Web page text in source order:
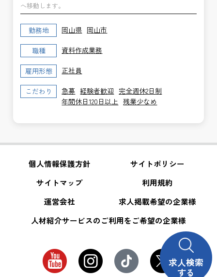
へ移動します。
勤務地 岡山県 岡山市
職種 資料作成業務
雇用形態 正社員
こだわり 急募 経験者歓迎 完全週休2日制
年間休日120日以上 残業少なめ
個人情報保護方針
サイトポリシー
サイトマップ
利用規約
運営会社
求人掲載希望の企業様
人材紹介サービスのご利用をご希望の企業様
求人検索
する